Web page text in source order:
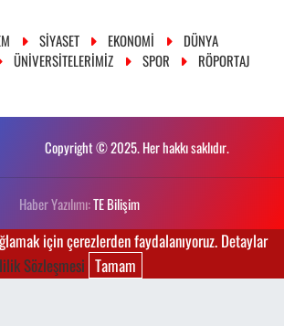
SİYASET EKONOMİ
DÜNYA
ÜNİVERSİTELERİMİZ SPOR RÖPORTAJ
Copyright © 2025. Her hakkı saklıdır.
Haber Yazılımı:TE Bilişim
için çerezlerden faydalanıyoruz. Detaylar
Sözleşmesi Tamam